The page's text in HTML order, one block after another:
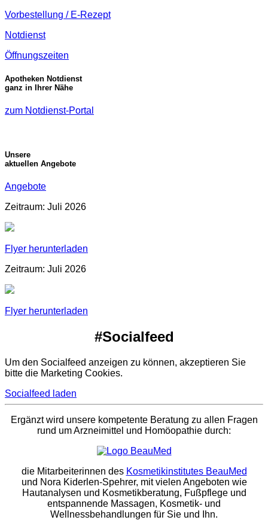
Vorbestellung / E-Rezept
Notdienst
Öffnungszeiten
Apotheken Notdienst
ganz in Ihrer Nähe
zum Notdienst-Portal
Unsere
aktuellen Angebote
Angebote
Zeitraum: Juli 2026
Flyer herunterladen
Zeitraum: Juli 2026
Flyer herunterladen
#Socialfeed
Um den Socialfeed anzeigen zu können, akzeptieren Sie
bitte die Marketing Cookies.
Socialfeed laden
Ergänzt wird unsere kompetente Beratung zu allen Fragen
rund um Arzneimittel und Homöopathie durch:
die Mitarbeiterinnen des Kosmetikinstitutes BeauMed
und Nora Kiderlen-Spehrer, mit vielen Angeboten wie
Hautanalysen und Kosmetikberatung, Fußpflege und
entspannende Massagen, Kosmetik- und
Wellnessbehandlungen für Sie und Ihn.